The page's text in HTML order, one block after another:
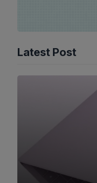
Latest Post